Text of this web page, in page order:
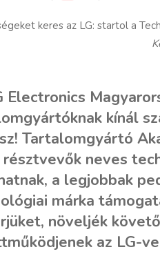
Electronics
kínál
Tartalomgyártó
neves
a legjobbak
márka
növeljék
az LG-